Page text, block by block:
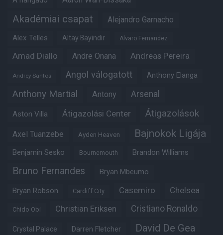
Akadémiai csapat Alejandro Garnacho
Alex Telles Altay Bayindir Alvaro Fernandez
Amad Diallo Andre Onana Andreas Pereira
Andrey Santos Angol válogatott Anthony Elanga
Anthony Martial Antony Arsenal
Aston Villa Átigazolási Center Átigazolások
Axel Tuanzebe Ayden Heaven Bajnokok Ligája
Benjamin Sesko Bournemouth Brandon Williams
Bruno Fernandes Bryan Mbeumo
Bryan Robson Cardiff City Casemiro Chelsea
Chido Obi Christian Eriksen Cristiano Ronaldo
Crystal Palace Darren Fletcher David De Gea